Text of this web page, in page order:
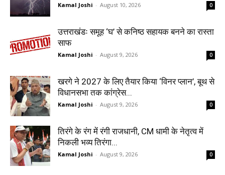
Kamal Joshi - August 10, 2026 0
उत्तराखंडः समूह ‘घ’ से कनिष्ठ सहायक बनने का रास्ता
साफ
Kamal Joshi - August 9, 2026 0
खरगे ने 2027 के लिए तैयार किया ‘विनर प्लान’, बूथ से
विधानसभा तक कांग्रेस...
Kamal Joshi - August 9, 2026 0
तिरंगे के रंग में रंगी राजधानी, CM धामी के नेतृत्व में
निकली भव्य तिरंगा...
Kamal Joshi - August 9, 2026 0